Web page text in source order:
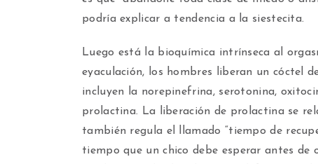
podría explicar a tendencia a la siestecita.
Luego está la bioquímica intrínseca al
eyaculación, los hombres liberan un cóctel
incluyen la norepinefrina, serotonina,
prolactina. La liberación de prolactina se
también regula el llamado “tiempo de
tiempo que un chico debe esperar antes de